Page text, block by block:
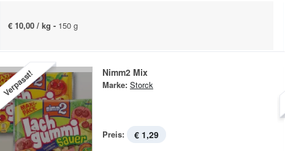
€ 10,00 / kg - 150 g
Verpasst! Nimm2 Mix
Marke: Storck
Preis: € 1,29